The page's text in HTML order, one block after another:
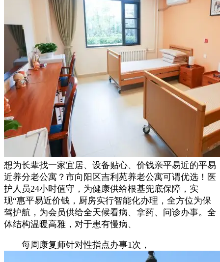
想为长辈找一家宜居、设备贴心、价钱亲平易近的平易
近养分老公寓？市向阳区吉利苑养老公寓可谓优选！医
护人员24小时值守，为健康供给根基兜底保障，实
现“惠平易近价钱，厨房实行智能化办理，全方位为保
驾护航，为会员供给全天候看病、拿药、问诊办事。全
体结构温暖高雅，对于患有慢病、
每周康复师针对性指点办事1次，